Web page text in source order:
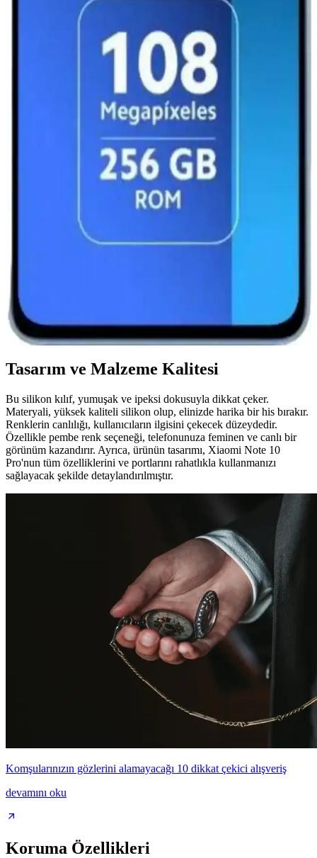
Redmi Note 11 ve Note 9 Pro modellerinin tasarım, performans,
batarya ve kamera özellikleri detaylı karşılaştırmasıyla hangi
telefonun ihtiyaçlarınıza daha uygun olduğunu öğrenin.
Xiaomi Pad 7 ve ESIM Teknolojisiyle Geleceğin
Mobil Bağlantı Çözümleri
Xiaomi Pad 7, ESIM teknolojisi sayesinde fiziksel SIM ihtiyacını
ortadan kaldırarak kullanıcılarına kolay ve güvenli bağlantı imkanı
Redmi 12 Pro Teknik Özellikleri ve Piyasa Konumu
Hakkında Güncel Bilgiler
Redmi 12 Pro'nun tasarımı, ekranı, performansı ve kamera
özellikleri hakkında genel bilgiler ve beklentiler. Güncel detaylar
için resmi kaynaklar takip edilmeli.
Model Size Uygun ve Hangi Özellikler Öne Çıkıyor?
Redmi 13 ve Redmi 14 modellerinin tasarım, performans ve kamera
özellikleri karşılaştırmasıyla, bütçenize ve kullanım alışkanlıklarınıza
en uygun akıllı telefonu seçin.
Tasarım ve Malzeme Kalitesi
Bu silikon kılıf, yumuşak ve ipeksi dokusuyla dikkat çeker.
Materyali, yüksek kaliteli silikon olup, elinizde harika bir his bırakır.
Renklerin canlılığı, kullanıcıların ilgisini çekecek düzeydedir.
Özellikle pembe renk seçeneği, telefonunuza feminen ve canlı bir
görünüm kazandırır. Ayrıca, ürünün tasarımı, Xiaomi Note 10
Pro'nun tüm özelliklerini ve portlarını rahatlıkla kullanmanızı
sağlayacak şekilde detaylandırılmıştır.
Komşularınızın gözlerini alamayacağı 10 dikkat çekici alışveriş
devamını oku
Koruma Özellikleri